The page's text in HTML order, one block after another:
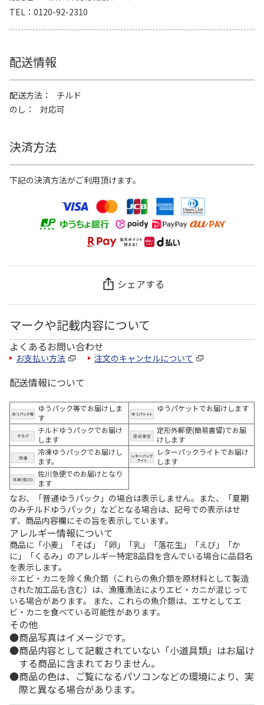
TEL
0120-92-2310
配送情報
配送方法
チルド
のし
対応可
決済方法
下記の決済方法がご利用頂けます。
シェアする
マークや記載内容について
よくあるお問い合わせ
お支払い方法 注文のキャンセルについて
配送情報について
ゆうパック等でお届けしま
す
ゆうパケットでお届けします
チルドゆうパックでお届け
します
定形外郵便(簡易書留)でお届
けします
冷凍ゆうパックでお届けし
ます。
レターパックライトでお届け
します
佐川急便でのお届けとなり
ます
なお、「普通ゆうパック」の場合は表示しません。また、「夏期
のみチルドゆうパック」などとなる場合は、記号での表示はせ
ず、商品内容欄にその旨を表示しています。
アレルギー情報について
商品に「小麦」「そば」「卵」「乳」「落花生」「えび」「か
に」「くるみ」のアレルギー特定8品目を含んでいる場合に品目名
を表示します。
※エビ・カニを除く魚介類（これらの魚介類を原材料として製造
された加工品も含む）は、漁獲漁法によりエビ・カニが混じって
いる場合があります。 また、これらの魚介類は、エサとしてエ
ビ・カニを食べている可能性があります。
その他
商品写真はイメージです。
商品内容として記載されていない「小道具類」はお届け
する商品に含まれておりません。
商品の色は、ご覧になるパソコンなどの環境により、実
際と異なる場合があります。